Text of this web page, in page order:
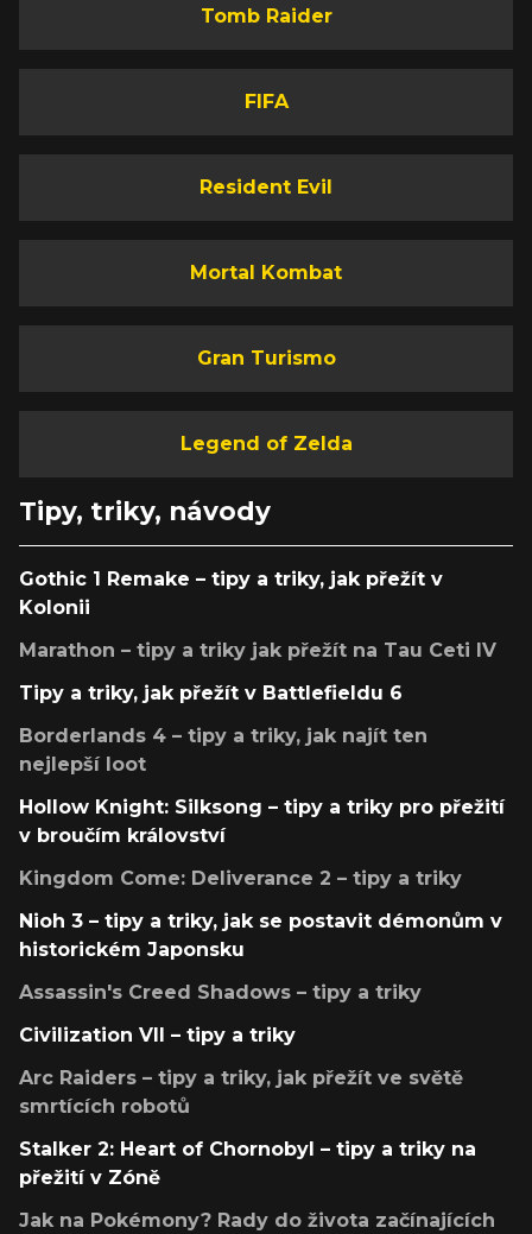
Tomb Raider
FIFA
Resident Evil
Mortal Kombat
Gran Turismo
Legend of Zelda
Tipy, triky, návody
Gothic 1 Remake – tipy a triky, jak přežít v
Kolonii
Marathon – tipy a triky jak přežít na Tau Ceti IV
Tipy a triky, jak přežít v Battlefieldu 6
Borderlands 4 – tipy a triky, jak najít ten
nejlepší loot
Hollow Knight: Silksong – tipy a triky pro přežití
v broučím království
Kingdom Come: Deliverance 2 – tipy a triky
Nioh 3 – tipy a triky, jak se postavit démonům v
historickém Japonsku
Assassin's Creed Shadows – tipy a triky
Civilization VII – tipy a triky
Arc Raiders – tipy a triky, jak přežít ve světě
smrtících robotů
Stalker 2: Heart of Chornobyl – tipy a triky na
přežití v Zóně
Jak na Pokémony? Rady do života začínajících